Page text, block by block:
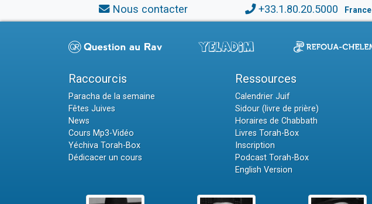
Nous contacter +33.1.80.20.5000 France
Raccourcis
Paracha de la semaine
Fêtes Juives
News
Cours Mp3-Vidéo
Yéchiva Torah-Box
Dédicacer un cours
Ressources
Calendrier Juif
Sidour (livre de prière)
Horaires de Chabbath
Livres Torah-Box
Inscription
Podcast Torah-Box
English Version